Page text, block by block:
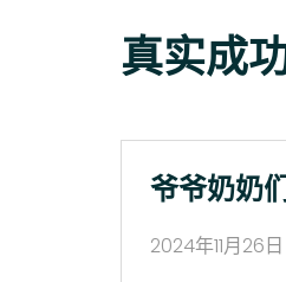
真实成
爷爷奶奶
2024年11月26日